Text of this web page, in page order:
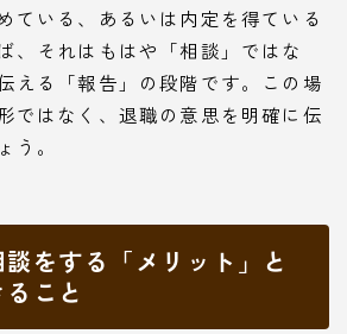
ている、あるいは内定を得ている
、それはもはや「相談」ではな
える「報告」の段階です。この場
ではなく、退職の意思を明確に伝
う。
をする「メリット」と
こと